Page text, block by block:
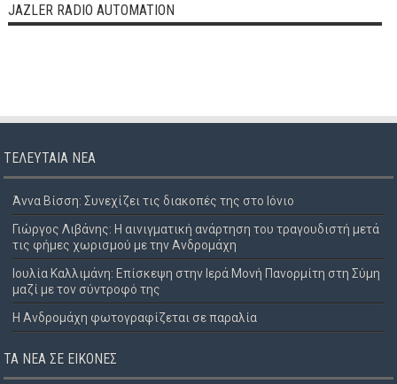
JAZLER RADIO AUTOMATION
ΤΕΛΕΥΤΑΊΑ ΝΈΑ
Άννα Βίσση: Συνεχίζει τις διακοπές της στο Ιόνιο
Γιώργος Λιβάνης: Η αινιγματική ανάρτηση του τραγουδιστή μετά
τις φήμες χωρισμού με την Ανδρομάχη
Ιουλία Καλλιμάνη: Επίσκεψη στην Ιερά Μονή Πανορμίτη στη Σύμη
μαζί με τον σύντροφό της
Η Ανδρομάχη φωτογραφίζεται σε παραλία
ΤΑ ΝΈΑ ΣΕ ΕΙΚΌΝΕΣ